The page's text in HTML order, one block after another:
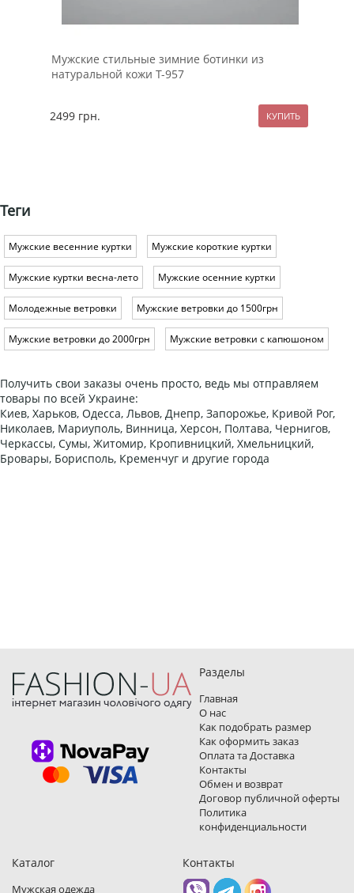
Мужские стильные зимние ботинки из
натуральной кожи Т-957
2499 грн.
Теги
Мужские весенние куртки Мужские короткие куртки
Мужские куртки весна-лето Мужские осенние куртки
Молодежные ветровки Мужские ветровки до 1500грн
Мужские ветровки до 2000грн Мужские ветровки с капюшоном
Получить свои заказы очень просто, ведь мы отправляем
товары по всей Украине:
Киев, Харьков, Одесса, Львов, Днепр, Запорожье, Кривой Рог,
Николаев, Мариуполь, Винница, Херсон, Полтава, Чернигов,
Черкассы, Сумы, Житомир, Кропивницкий, Хмельницкий,
Бровары, Борисполь, Кременчуг и другие города
Разделы
Главная
О нас
Как подобрать размер
Как оформить заказ
Оплата та Доставка
Контакты
Обмен и возврат
Договор публичной оферты
Политика
конфиденциальности
Каталог
Мужская одежда
Контакты